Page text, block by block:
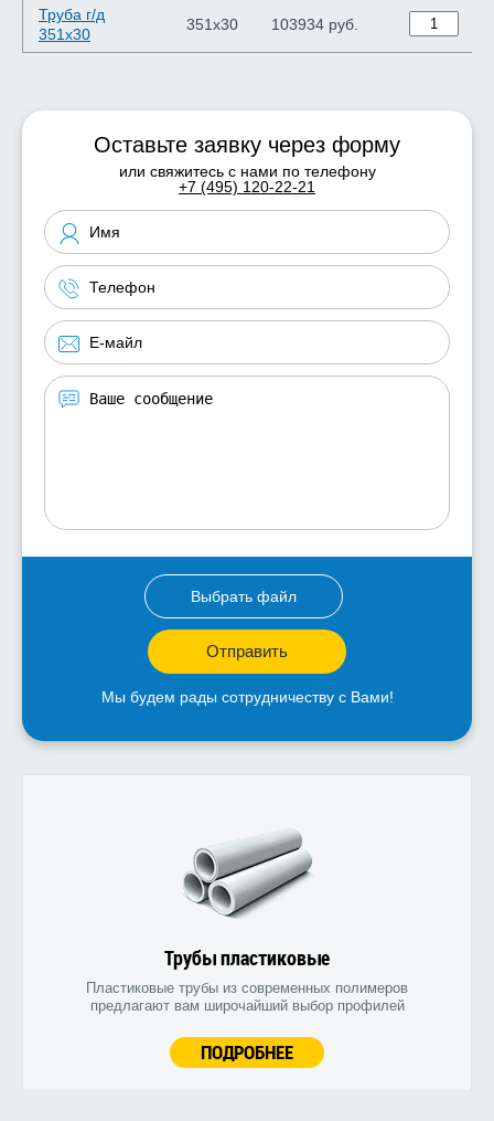
Труба г/д
351x30
351x30 103934 руб.
Оставьте заявку через форму
или свяжитесь с нами по телефону
+7 (495) 120-22-21
Выбрать файл
Отправить
Мы будем рады сотрудничеству с Вами!
Трубы пластиковые
Пластиковые трубы из современных полимеров
предлагают вам широчайший выбор профилей
ПОДРОБНЕЕ